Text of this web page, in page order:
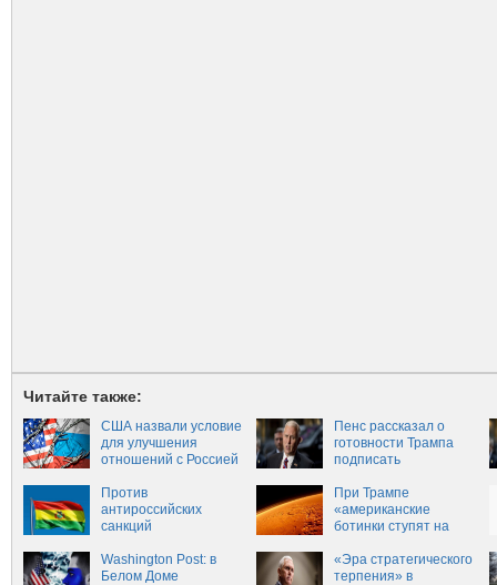
Читайте также:
США назвали условие
для улучшения
отношений с Россией
Пенс рассказал о
готовности Трампа
подписать
санкциях против РФ
Против
антироссийских
санкций
Боливия
При Трампе
«американские
ботинки ступят на
Washington Post: в
Белом Доме
«Эра стратегического
терпения» в